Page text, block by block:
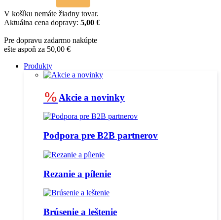
V košíku nemáte žiadny tovar.
Aktuálna cena dopravy: 5,00 €
Pre dopravu zadarmo nakúpte
ešte aspoň za 50,00 €
Produkty
% Akcie a novinky
Podpora pre B2B partnerov
Rezanie a pílenie
Brúsenie a leštenie